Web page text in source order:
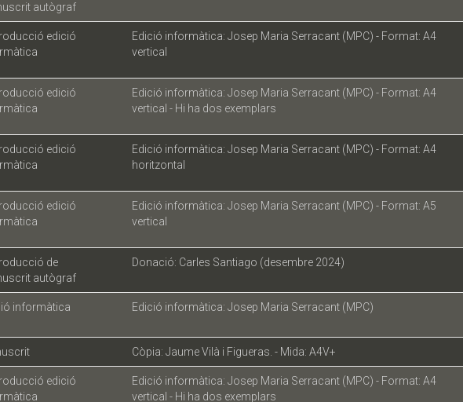
autògraf
edició
Edició informàtica: Josep Maria Serracant (MPC) - Format: A4
vertical
edició
Edició informàtica: Josep Maria Serracant (MPC) - Format: A4
vertical - Hi ha dos exemplars
edició
Edició informàtica: Josep Maria Serracant (MPC) - Format: A4
horitzontal
edició
Edició informàtica: Josep Maria Serracant (MPC) - Format: A5
vertical
de
autògraf
Donació: Carles Santiago (desembre 2024)
informàtica Edició informàtica: Josep Maria Serracant (MPC)
Còpia: Jaume Vilà i Figueras. - Mida: A4V+
edició
Edició informàtica: Josep Maria Serracant (MPC) - Format: A4
vertical - Hi ha dos exemplars